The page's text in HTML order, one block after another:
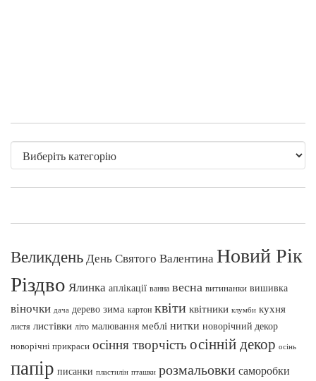
ВеликденьДень Святого ВалентинаНовий Рік
Різдво Ялинка аплікації ванна весна витинанки вишивка
віночки дача дерево зима картон квіти квітники клумби кухня
листя листівки літо малювання меблі нитки новорічний декор
новорічні прикраси осіння творчість осінній декор осінь
папір писанки пластилін пташки розмальовки саморобки